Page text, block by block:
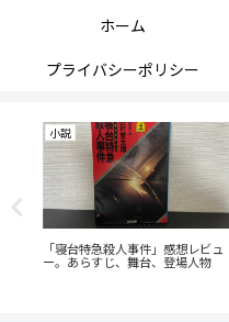
ホーム
プライバシーポリシー
小説
「寝台特急殺人事件」感想レビュ
ー。あらすじ、舞台、登場人物